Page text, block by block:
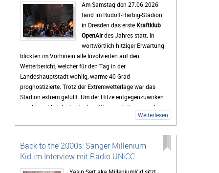
Bis zum Festival dauert es zwar noch etwas, doch die
Vorfreude wächst mit jedem Tag. Viele Tickets sind
bereits verkauft und die Erwartungen an das
Wochenende sind entsprechend hoch. Wenn das
Wetter mitspielt und die Stimmung so gut wird wie in
den vergangenen Jahren, dürfte das Highfield Festival
2026 wieder zu den Höhepunkten des Festivalsommers
gehören.
Am Samstag den 27.06.2026
fand im Rudolf-Harbig-Stadion
in Dresden das erste Kraftklub
OpenAirdes Jahres statt. In
wortwörtlich hitziger Erwartung
blickten im Vorhinein alle Involvierten auf den
Wetterbericht, welcher für den Tag in der
Landeshauptstadt wohlig, warme 40 Grad
prognostizierte. Trotz der Extremwetterlage war das
Stadion extrem gefüllt. Um der Hitze entgegenzuwirken
wurden zahlreiche kostenlose Wasserstationen und -
sprinkler installiert, Rettungsdecken ausgegeben und
das Wasser an den Verkaufsständen um 20% reduziert.
zahlreichen Rettungskräfte direkt vor Ort.
Als erster Voract startete der Rapperyung pepp
welcher mit Sommerkleid und Wassereis die passende
Weiterlesen
Back to the 2000s: Sänger Millenium
Kid im Interview mit Radio UNiCC